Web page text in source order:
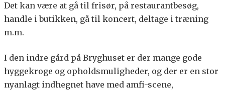
Det kan være at gå til frisør, på restaurantbesøg,
handle i butikken, gå til koncert, deltage i træning
m.m.
I den indre gård på Bryghuset er der mange gode
hyggekroge og opholdsmuligheder, og der er en stor
nyanlagt indhegnet have med amfi-scene,